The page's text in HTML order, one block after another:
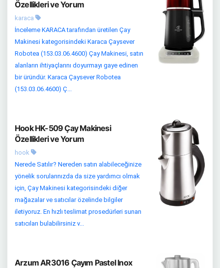
Özellikleri ve Yorum
karaca
İnceleme KARACA tarafından üretilen Çay
Makinesi kategorisindeki Karaca Çaysever
Robotea (153.03.06.4600) Çay Makinesi, satın
alanların ihtiyaçlarını doyurmayı gaye edinen
bir üründür. Karaca Çaysever Robotea
(153.03.06.4600) Ç...
Hook HK-509 Çay Makinesi
Özellikleri ve Yorum
hook
Nerede Satılır? Nereden satın alabileceğinize
yönelik sorularınızda da size yardımcı olmak
için, Çay Makinesi kategorisindeki diğer
mağazalar ve satıcılar özelinde bilgiler
iletiyoruz. En hızlı teslimat prosedürleri sunan
satıcıları bulabilirsiniz v...
Arzum AR3016 Çayım Pastel Inox